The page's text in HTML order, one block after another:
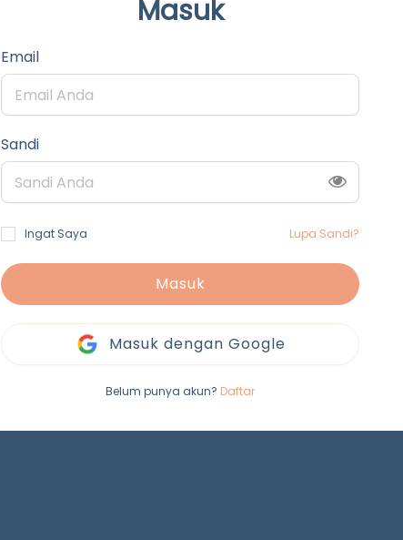
Masuk
Email
Sandi
Ingat Saya Lupa Sandi?
Masuk
Masuk dengan Google
Belum punya akun? Daftar